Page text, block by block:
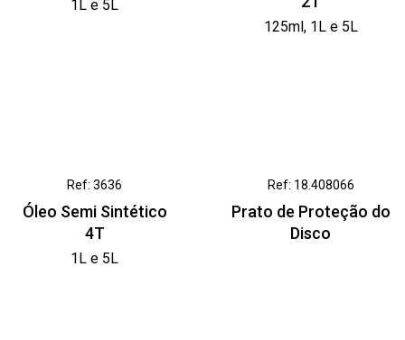
1L e 5L
125ml, 1L e 5L
Ref: 3636
Óleo Semi Sintético
4T
1L e 5L
Ref: 18.408066
Prato de Proteção do
Disco